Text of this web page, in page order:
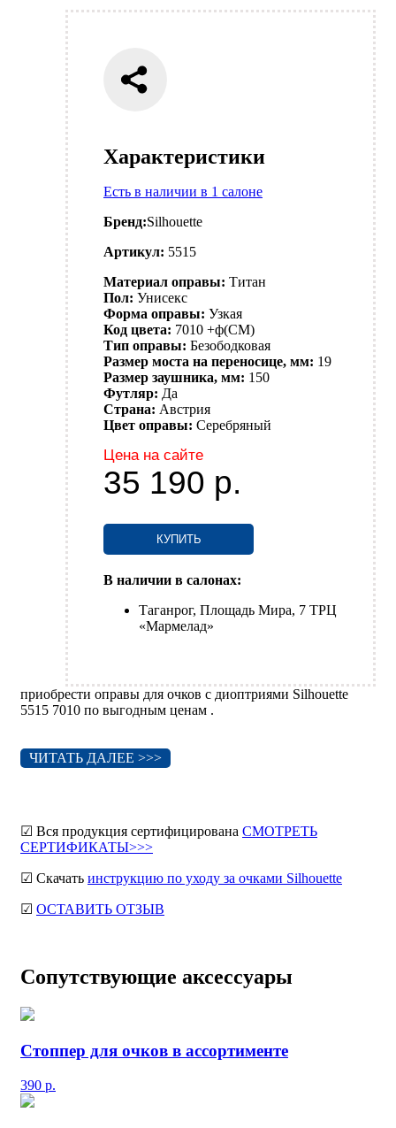
Характеристики
Есть в наличии в 1 салоне
Бренд:Silhouette
Артикул: 5515
Материал оправы: Титан
Пол: Унисекс
Форма оправы: Узкая
Код цвета: 7010 +ф(CM)
Тип оправы: Безободковая
Размер моста на переносице, мм: 19
Размер заушника, мм: 150
Футляр: Да
Страна: Австрия
Цвет оправы: Серебряный
Цена на сайте
35 190 р.
КУПИТЬ
В наличии в салонах:
Таганрог, Площадь Мира, 7 ТРЦ
«Мармелад»
приобрести оправы для очков с диоптриями Silhouette
5515 7010 по выгодным ценам .
ЧИТАТЬ ДАЛЕЕ >>>
☑ Вся продукция сертифицирована СМОТРЕТЬ
СЕРТИФИКАТЫ>>>
☑ Скачать инструкцию по уходу за очками Silhouette
☑ ОСТАВИТЬ ОТЗЫВ
Сопутствующие аксессуары
Стоппер для очков в ассортименте
390 р.